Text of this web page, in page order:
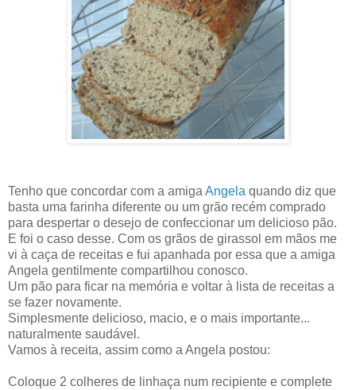
Tenho que concordar com a amiga Angela quando diz que
basta uma farinha diferente ou um grão recém comprado
para despertar o desejo de confeccionar um delicioso pão.
E foi o caso desse. Com os grãos de girassol em mãos me
vi à caça de receitas e fui apanhada por essa que a amiga
Angela gentilmente compartilhou conosco.
Um pão para ficar na memória e voltar à lista de receitas a
se fazer novamente.
Simplesmente delicioso, macio, e o mais importante...
naturalmente saudável.
Vamos à receita, assim como a Angela postou:
Coloque 2 colheres de linhaça num recipiente e complete